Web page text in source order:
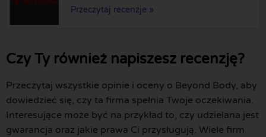
Przeczytaj recenzje »
Czy Ty również napiszesz recenzję?
Przeczytaj wszystkie opinie i oceny o Beyond Body, aby
dowiedzieć się, czy ta firma spełnia Twoje oczekiwania.
Interesujące może być na przykład to, czy udzielana jest
gwarancja oraz jakie prawa Ci przysługują. Wiele firm